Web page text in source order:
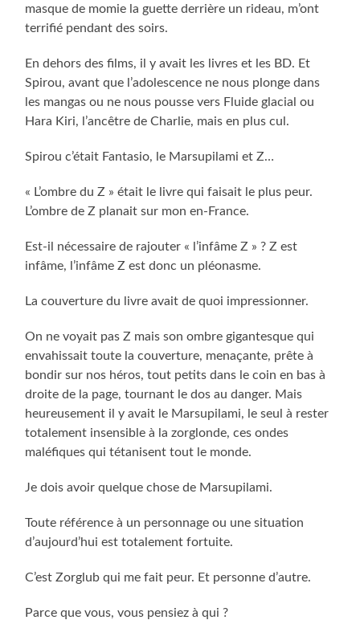
masque de momie la guette derrière un rideau, m’ont
terrifié pendant des soirs.
En dehors des films, il y avait les livres et les BD. Et
Spirou, avant que l’adolescence ne nous plonge dans
les mangas ou ne nous pousse vers Fluide glacial ou
Hara Kiri, l’ancêtre de Charlie, mais en plus cul.
Spirou c’était Fantasio, le Marsupilami et Z…
« L’ombre du Z » était le livre qui faisait le plus peur.
L’ombre de Z planait sur mon en-France.
Est-il nécessaire de rajouter « l’infâme Z » ? Z est
infâme, l’infâme Z est donc un pléonasme.
La couverture du livre avait de quoi impressionner.
On ne voyait pas Z mais son ombre gigantesque qui
envahissait toute la couverture, menaçante, prête à
bondir sur nos héros, tout petits dans le coin en bas à
droite de la page, tournant le dos au danger. Mais
heureusement il y avait le Marsupilami, le seul à rester
totalement insensible à la zorglonde, ces ondes
maléfiques qui tétanisent tout le monde.
Je dois avoir quelque chose de Marsupilami.
Toute référence à un personnage ou une situation
d’aujourd’hui est totalement fortuite.
C’est Zorglub qui me fait peur. Et personne d’autre.
Parce que vous, vous pensiez à qui ?